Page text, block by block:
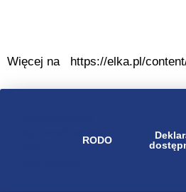
Więcej na https://elka.pl/
RODO